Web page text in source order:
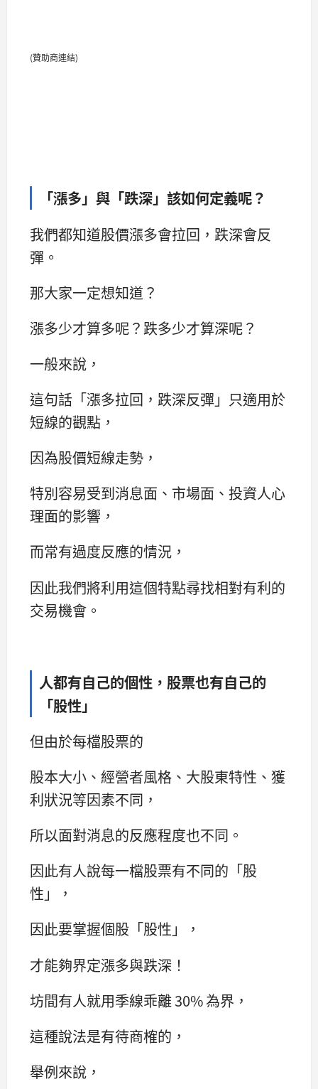
(贊助商連結)
「漲多」與「跌深」該如何定義呢？
我們都知道股價漲多會拉回，跌深會反
彈。
那大家一定想知道？
漲多少才算多呢？跌多少才算深呢？
一般來說，
這句話「漲多拉回，跌深反彈」只適用於
短線的觀點，
因為股價短線走勢，
特別容易受到消息面、市場面、投資人心
理面的影響，
而常有過度反應的情況，
因此我們將利用這個特點尋找相對有利的
交易機會。
人都有自己的個性，股票也有自己的
「股性」
但由於每檔股票的
股本大小、經營者風格、大股東特性、獲
利狀況等因素不同，
所以面對消息的反應程度也不同。
因此有人說每一檔股票有不同的「股
性」，
因此要掌握個股「股性」，
才能夠界定漲多與跌深！
坊間有人就用季線乖離 30% 為界，
這種說法是有待商榷的，
舉例來說，